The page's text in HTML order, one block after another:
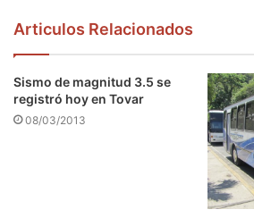
Articulos Relacionados
Sismo de magnitud 3.5 se
registró hoy en Tovar
08/03/2013